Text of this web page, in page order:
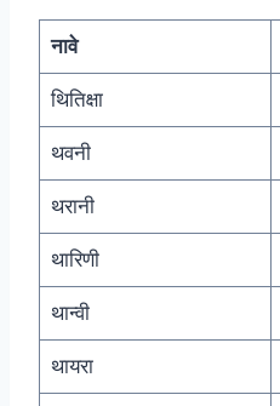
नावे
थितिक्षा
थवनी
थरानी
थारिणी
थान्वी
थायरा